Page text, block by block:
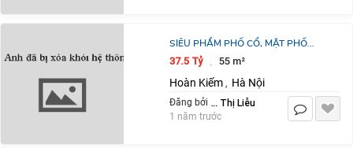
SIÊU PHẨM PHỐ CỔ, MẶT PHỐ
HÀNG ĐIẾU, 1 SỔ, 1 CHỦ, VUÔNG
NỞ HẬU, DT 55M, 6 TẦNG, THÁNG
MÁY, CHỈ
37.5 Tỷ · 55 m²
Hoàn Kiếm , Hà Nội
Đăng bởi Nguyễn Thị Liễu
1 năm trước